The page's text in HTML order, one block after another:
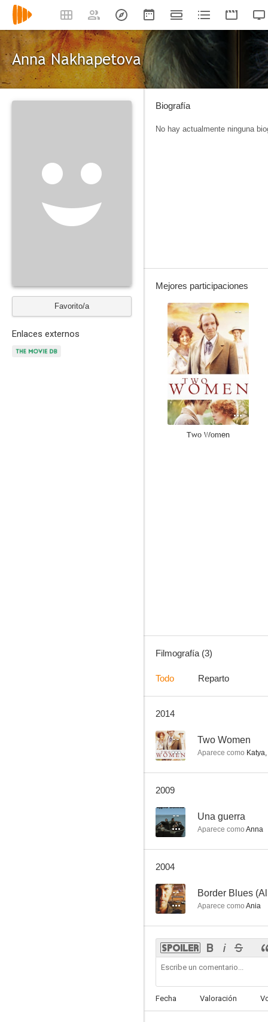
Anna Nakhapetova
Favorito/a
Enlaces externos
Biografía
No hay actualmente ninguna
Mejores participaciones
--
Two Women
Filmografía (3)
Todo Reparto
2014
-- Two Women
Aparece como
2009
-- Una guerra
Aparece como Anna
2004
-- Border Blues
Aparece como Ania
Fecha Valoración